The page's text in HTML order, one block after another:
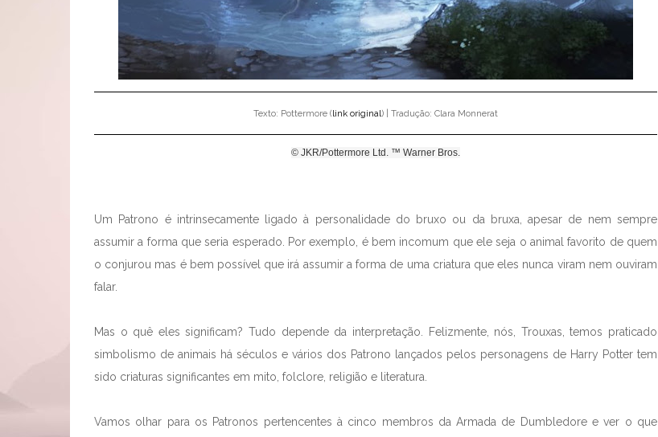
Texto: Pottermore (link original) | Tradução: Clara Monnerat
© JKR/Pottermore Ltd. ™ Warner Bros.
Um Patrono é intrinsecamente ligado à personalidade do bruxo ou da bruxa, apesar de nem sempre
assumir a forma que seria esperado. Por exemplo, é bem incomum que ele seja o animal favorito de quem
o conjurou mas é bem possível que irá assumir a forma de uma criatura que eles nunca viram nem ouviram
falar.
Mas o quê eles significam? Tudo depende da interpretação. Felizmente, nós, Trouxas, temos praticado
simbolismo de animais há séculos e vários dos Patrono lançados pelos personagens de Harry Potter tem
sido criaturas significantes em mito, folclore, religião e literatura.
Vamos olhar para os Patronos pertencentes à cinco membros da Armada de Dumbledore e ver o que